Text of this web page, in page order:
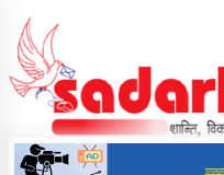
content
News For Nepal